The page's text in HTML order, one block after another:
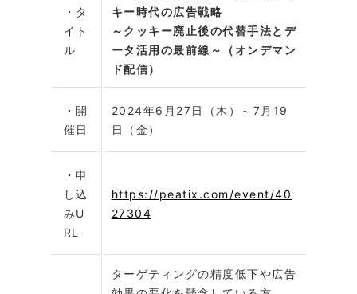
・タ
イト
ル
キー時代の広告戦略
～クッキー廃止後の代替手法とデ
ータ活用の最前線～（オンデマン
ド配信）
・開
催日
2024年6月27日（木）～7月19
日（金）
・申
し込
みU
RL
https://peatix.com/event/40
27304
ターゲティングの精度低下や広告